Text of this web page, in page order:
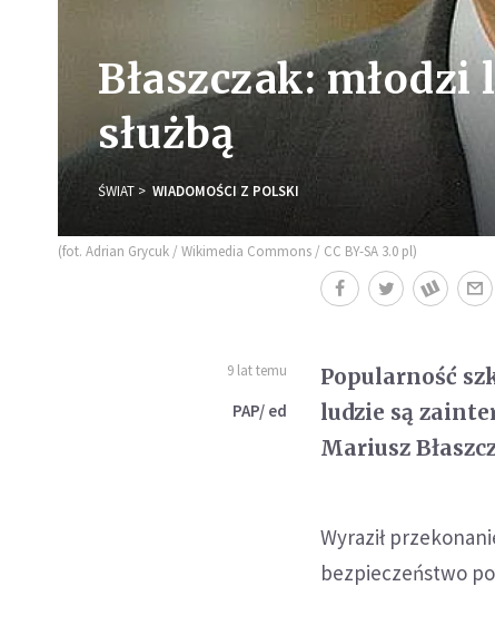
Błaszczak:
służbą
ŚWIAT WIADOMOŚCI Z POLSKI
(fot. Adrian Grycuk / Wikimedia Commons / CC BY-SA 3.0 pl)
9 lat temu
PAP/ ed
Popularność
ludzie są
Mariusz
Wyraził
bezpieczeństwo